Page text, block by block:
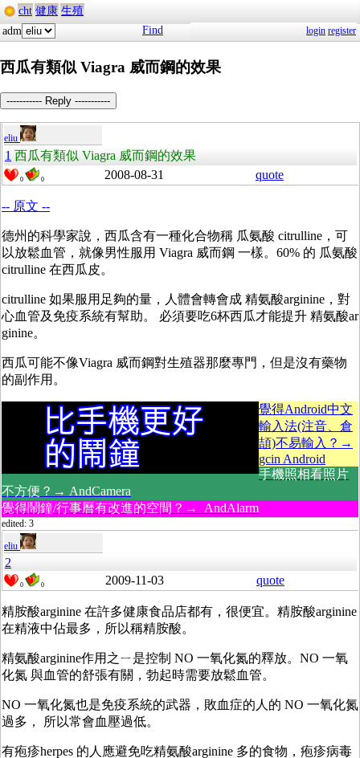
cht 健康 生殖
adm
Find login register
西瓜有類似 Viagra 威而鋼的效果
----------- Reply -----------
eliu
1 西瓜有類似 Viagra 威而鋼的效果
0 0 2008-08-31 quote
-- 原文 --
德州的科學家說，西瓜含有一種化合物稱 瓜氨酸 citrulline，可
以放鬆血管，就像男性服用 Viagra 威而鋼 一樣。60% 的 瓜氨酸
citrulline 在西瓜皮。
citrulline 如果服用足夠的量，人體會轉會成 精氨酸arginine ，對
心血管及免疫系統有幫助。 必須要吃6杯西瓜才能提升 精氨酸ar
ginine。
西瓜可能不像Viagra 威而鋼對生殖器那麼專門，但是沒有藥物
的副作用。
覺得Android中文
輸入法(注音、倉
頡)不易輸入？→
gcin Android
手機照相看照片
不方便？→ AndCamera
覺得鬧鐘/行事曆有改進的空間？→ AndAlarm
edited: 3
eliu
2
0 0 2009-11-03 quote
精胺酸arginine 在許多健康食品店都有，很便宜。 精胺酸arginine
在精液中佔最多，所以稱精胺酸。
精氨酸arginine作用之ㄧ是控制 NO 一氧化氮的釋放。 NO 一氧
化氮 與血管的舒張有關，勃起時需要放鬆血管。
NO 一氧化氮也是免疫系統的武器，敗血症的人的 NO 一氧化氮
過多，
所以常會血壓過低。
有疱疹herpes 的人應避免吃精氨酸arginine 多的食物， 疱疹病毒